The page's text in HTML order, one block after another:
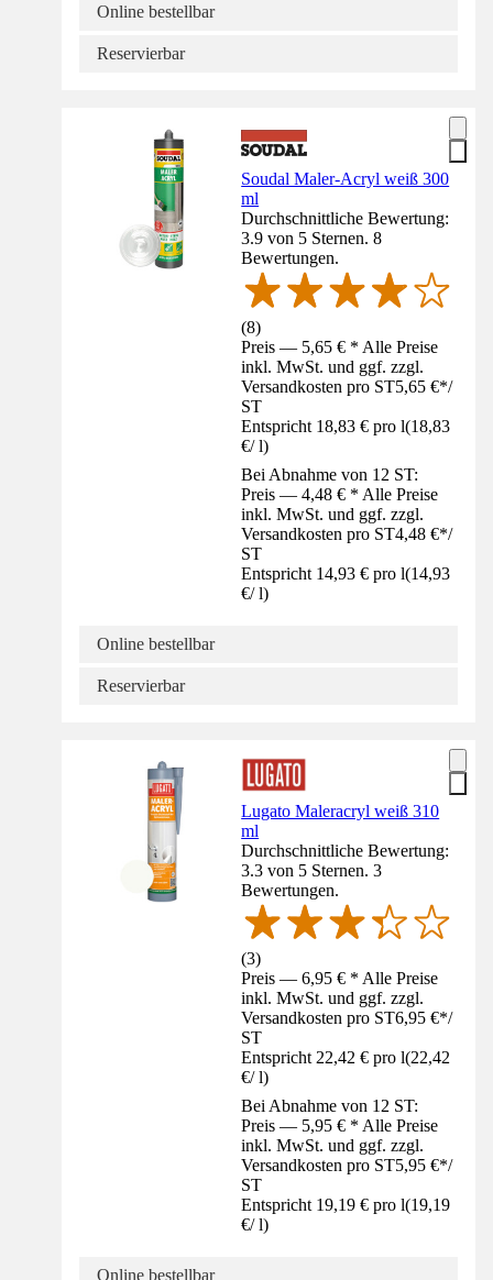
Online bestellbar
Reservierbar
Soudal Maler-Acryl weiß 300
ml
Durchschnittliche Bewertung:
3.9 von 5 Sternen. 8
Bewertungen.
(8)
Preis — 5,65 € * Alle Preise
inkl. MwSt. und ggf. zzgl.
Versandkosten pro ST5,65 €*/
ST
Entspricht 18,83 € pro l(18,83
€/ l)
Bei Abnahme von 12 ST:
Preis — 4,48 € * Alle Preise
inkl. MwSt. und ggf. zzgl.
Versandkosten pro ST4,48 €*/
ST
Entspricht 14,93 € pro l(14,93
€/ l)
Online bestellbar
Reservierbar
Lugato Maleracryl weiß 310
ml
Durchschnittliche Bewertung:
3.3 von 5 Sternen. 3
Bewertungen.
(3)
Preis — 6,95 € * Alle Preise
inkl. MwSt. und ggf. zzgl.
Versandkosten pro ST6,95 €*/
ST
Entspricht 22,42 € pro l(22,42
€/ l)
Bei Abnahme von 12 ST:
Preis — 5,95 € * Alle Preise
inkl. MwSt. und ggf. zzgl.
Versandkosten pro ST5,95 €*/
ST
Entspricht 19,19 € pro l(19,19
€/ l)
Online bestellbar